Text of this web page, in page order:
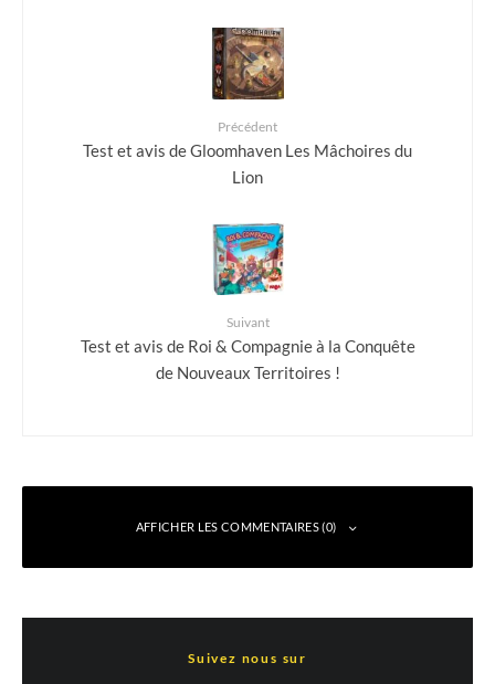
Précédent
Test et avis de Gloomhaven Les Mâchoires du
Lion
Suivant
Test et avis de Roi & Compagnie à la Conquête
de Nouveaux Territoires !
AFFICHER LES COMMENTAIRES (0)
Suivez nous sur